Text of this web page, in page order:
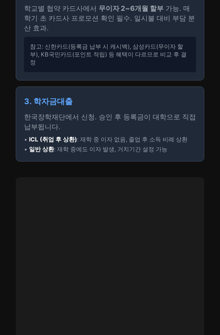
학교별 협약 카드사에서 무이자 2~6개월 할부 가능. 매
학기 초 카드사 프로모션 확인 필수. 일시불 대비 부담 분
산 효과.
참고: 신한카드(등록금 납부 시 캐시백), 삼성카드(무이자 할
부), KB국민카드(포인트 적립) 등 혜택이 다르므로 비교 후 결
정
3. 학자금대출
한국장학재단에서 신청. 승인 후 등록금이 대학으로 직접
납부됩니다.
• ICL (취업 후 상환): 재학 중 이자 없음, 졸업 후 소득 비례 상환
• 일반 상환: 재학 중에도 이자 발생, 거치기간 설정 가능